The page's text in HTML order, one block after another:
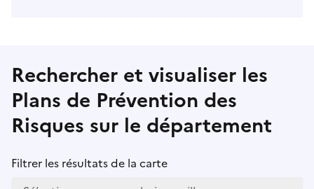
Rechercher et visualiser les
Plans de Prévention des
Risques sur le département
Filtrer les résultats de la carte